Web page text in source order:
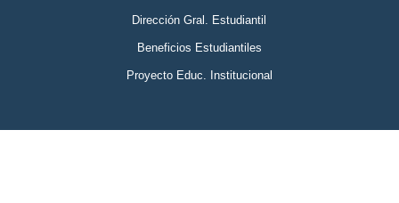
Dirección Gral. Estudiantil
Beneficios Estudiantiles
Proyecto Educ. Institucional